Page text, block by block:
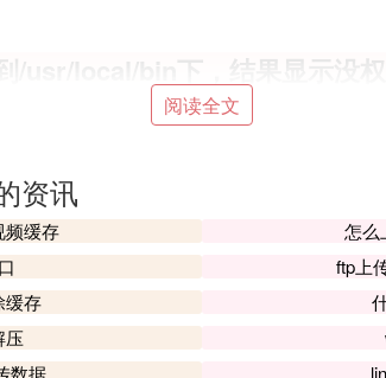
/usr/local/bin下，结果显示没
阅读全文
资讯
频缓存
怎么
ftp上
缓存
压
数据